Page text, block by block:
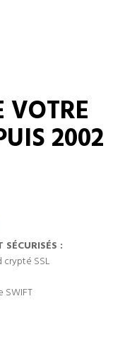
VOTRE
2002
:
crypté SSL
SWIFT